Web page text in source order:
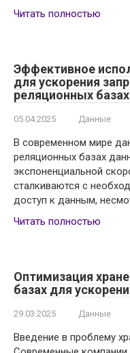
Читать полностью
Эффективное
для ускорения
реляционных
05.04.2025 Данные
В современном мире
реляционных базах
экспоненциальной
сталкиваются с
доступ к данным,
Читать полностью
Оптимизация
базах для
29.03.2025 Данные
Введение в проблему